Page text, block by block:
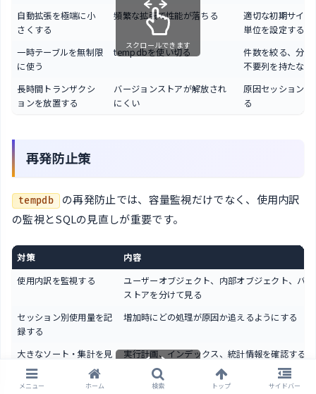
自動拡張を極端に小
さくする
頻繁な拡張で性能が落ちる
適切な初期サイズ
単位を設定する
一時テーブルを無制限
に使う
tempdbを使い切る
件数を絞る、分割
不要列を持たない
長時間トランザクシ
ョンを放置する
バージョンストアが解放され
にくい
原因セッションを
る
スクロールできます
再発防止策
tempdb の再発防止では、容量監視だけでなく、使用内訳
の監視とSQLの見直しが重要です。
対策
内容
使用内訳を監視する
ユーザーオブジェクト、内部オブジェクト、バ
ストアを分けて見る
セッション別使用量を記
録する
増加時にどの処理が原因か追えるようにする
大きなソート・集計を見
直す
実行計画、インデックス、統計情報を確認する
一時テーブルの設計を見 不要列を減らし、必要ならインデックスを貼る
メニュー ホーム 検索 トップ サイドバー